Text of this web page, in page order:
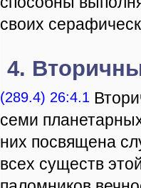
своих
4.
(289.4) 26:4.1
семи
них посвящена
всех существ